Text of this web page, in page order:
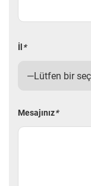
İl *
Mesajınız*